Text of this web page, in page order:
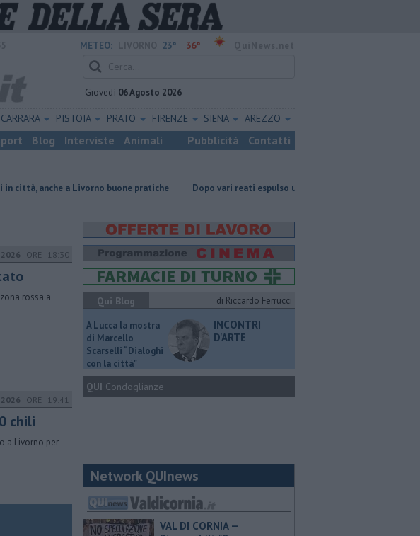
METEO: 23° 36°
Giovedì 06 Agosto 2026
PISTOIA PRATO FIRENZE SIENA AREZZO
Blog Interviste Animali Pubblicità Contatti
Livorno buone pratiche Dopo vari reati espulso un cittadino straniero
ORE 18:30
rossa a
ORE 19:41
chili
a Livorno per
Qui Blog di Riccardo Ferrucci
A Lucca la mostra
di Marcello
Scarselli “Dialoghi
con la città"
INCONTRI
D'ARTE
QUI Condoglianze
Network QUInews
VAL DI CORNIA —